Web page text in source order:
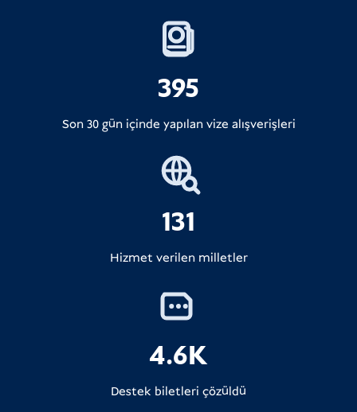
395
Son 30 gün içinde yapılan vize alışverişleri
131
Hizmet verilen milletler
4.6K
Destek biletleri çözüldü